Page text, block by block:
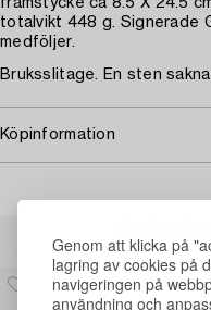
Genom att klicka på
lagring av cookies på
navigeringen på
användning och
framstycke ca 8.5 X 24.5
totalvikt 448 g. Signerade
medföljer.
Bruksslitage. En sten
Köpinformation